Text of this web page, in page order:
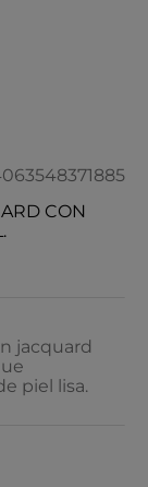
CON
jacquard
piel lisa.